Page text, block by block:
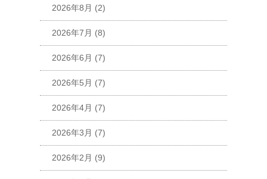
2026年8月 (2)
2026年7月 (8)
2026年6月 (7)
2026年5月 (7)
2026年4月 (7)
2026年3月 (7)
2026年2月 (9)